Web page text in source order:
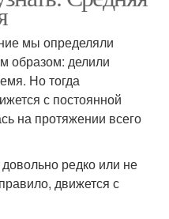
мы определяли
образом: делили
Но тогда
с постоянной
на протяжении всего
редко или не
движется с